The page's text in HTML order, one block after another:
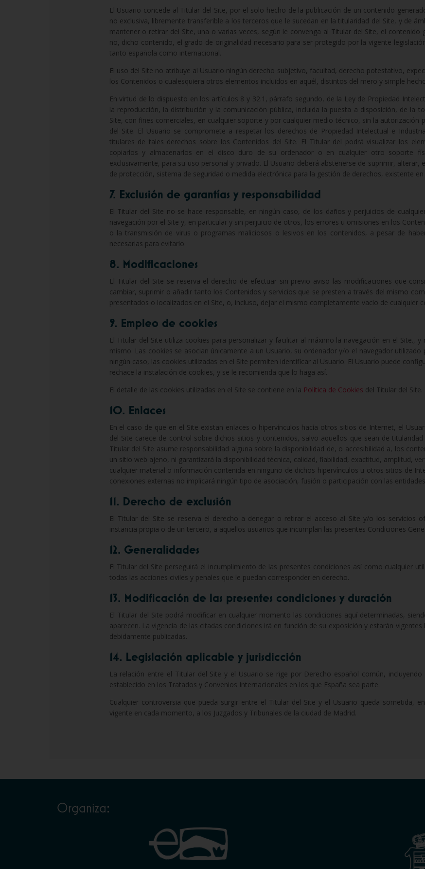
El Usuario concede al Titular del Site, por el solo hecho de la publicación de un contenido
no exclusiva, libremente transferible a los terceros que le sucedan en la titularidad del Site, y de
mantener o retirar del Site, una o varias veces, según le convenga al Titular del Site, el contenido
no, dicho contenido, el grado de originalidad necesario para ser protegido por la vigente
tanto española como internacional.
El uso del Site no atribuye al Usuario ningún derecho subjetivo, facultad, derecho potestativo,
los Contenidos o cualesquiera otros elementos incluidos en aquél, distintos del mero y simple
En virtud de lo dispuesto en los artículos 8 y 32.1, párrafo segundo, de la Ley de Propiedad
la reproducción, la distribución y la comunicación pública, incluida la puesta a disposición, de la
Site, con fines comerciales, en cualquier soporte y por cualquier medio técnico, sin la autorización
del Site. El Usuario se compromete a respetar los derechos de Propiedad Intelectual e
titulares de tales derechos sobre los Contenidos del Site. El Titular del podrá visualizar los
copiarlos y almacenarlos en el disco duro de su ordenador o en cualquier otro soporte
exclusivamente, para su uso personal y privado. El Usuario deberá abstenerse de suprimir, alterar,
de protección, sistema de seguridad o medida electrónica para la gestión de derechos, existente en
7. Exclusión de garantías y responsabilidad
El Titular del Site no se hace responsable, en ningún caso, de los daños y perjuicios de
navegación por el Site y, en particular y sin perjuicio de otros, los errores u omisiones en los
o la transmisión de virus o programas maliciosos o lesivos en los contenidos, a pesar de
necesarias para evitarlo.
8. Modificaciones
El Titular del Site se reserva el derecho de efectuar sin previo aviso las modificaciones que
cambiar, suprimir o añadir tanto los Contenidos y servicios que se presten a través del mismo
presentados o localizados en el Site, o, incluso, dejar el mismo completamente vacío de cualquier
9. Empleo de cookies
El Titular del Site utiliza cookies para personalizar y facilitar al máximo la navegación en el Site.,
mismo. Las cookies se asocian únicamente a un Usuario, su ordenador y/o el navegador utilizado
ningún caso, las cookies utilizadas en el Site permiten identificar al Usuario. El Usuario puede
rechace la instalación de cookies, y se le recomienda que lo haga así.
El detalle de las cookies utilizadas en el Site se contiene en la Política de Cookies del Titular del Site.
10. Enlaces
En el caso de que en el Site existan enlaces o hipervínculos hacía otros sitios de Internet, el
del Site carece de control sobre dichos sitios y contenidos, salvo aquellos que sean de
Titular del Site asume responsabilidad alguna sobre la disponibilidad de, o accesibilidad a, los
un sitio web ajeno, ni garantizará la disponibilidad técnica, calidad, fiabilidad, exactitud, amplitud,
cualquier material o información contenida en ninguno de dichos hipervínculos u otros sitios de
conexiones externas no implicará ningún tipo de asociación, fusión o participación con las
11. Derecho de exclusión
El Titular del Site se reserva el derecho a denegar o retirar el acceso al Site y/o los servicios
instancia propia o de un tercero, a aquellos usuarios que incumplan las presentes Condiciones
12. Generalidades
El Titular del Site perseguirá el incumplimiento de las presentes condiciones así como cualquier
todas las acciones civiles y penales que le puedan corresponder en derecho.
13. Modificación de las presentes condiciones y duración
El Titular del Site podrá modificar en cualquier momento las condiciones aquí determinadas,
aparecen. La vigencia de las citadas condiciones irá en función de su exposición y estarán
debidamente publicadas.
14. Legislación aplicable y jurisdicción
La relación entre el Titular del Site y el Usuario se rige por Derecho español común,
establecido en los Tratados y Convenios Internacionales en los que España sea parte.
Cualquier controversia que pueda surgir entre el Titular del Site y el Usuario queda sometida,
vigente en cada momento, a los Juzgados y Tribunales de la ciudad de Madrid.
Organiza: